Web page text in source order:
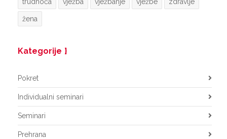
žena
Kategorije
Pokret
Individualni seminari
Seminari
Prehrana